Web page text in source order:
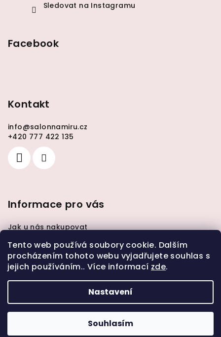
Tento web používá soubory cookie. Dalším
procházením tohoto webu vyjadřujete souhlas s
jejich používáním.. Více informací zde.
Nastavení
Souhlasím
Sledovat na Instagramu
Facebook
Kontakt
info@salonnamiru.cz
+420 777 422 135
Informace pro vás
Jak u nás nakupovat
Obchodní podmínky
Podmínky ochrany osobních údajů
Hodnocení obchodu
Vytvořil Shoptet